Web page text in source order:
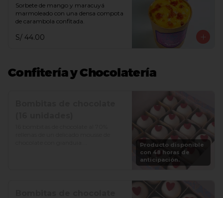
Sorbete de mango y maracuyá
marmoleado con una densa compota
de carambola confitada.
S/ 44.00
Confitería y Chocolatería
Producto disponible
con 48 horas de
anticipación.